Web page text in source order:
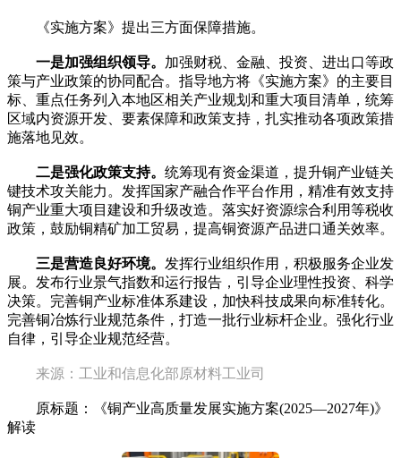
《实施方案》提出三方面保障措施。
一是加强组织领导。 加强财税、金融、投资、进出口等政
策与产业政策的协同配合。指导地方将《实施方案》的主要目
标、重点任务列入本地区相关产业规划和重大项目清单，统筹
区域内资源开发、要素保障和政策支持，扎实推动各项政策措
施落地见效。
二是强化政策支持。 统筹现有资金渠道，提升铜产业链关
键技术攻关能力。发挥国家产融合作平台作用，精准有效支持
铜产业重大项目建设和升级改造。落实好资源综合利用等税收
政策，鼓励铜精矿加工贸易，提高铜资源产品进口通关效率。
三是营造良好环境。 发挥行业组织作用，积极服务企业发
展。发布行业景气指数和运行报告，引导企业理性投资、科学
决策。完善铜产业标准体系建设，加快科技成果向标准转化。
完善铜冶炼行业规范条件，打造一批行业标杆企业。强化行业
自律，引导企业规范经营。
来源：工业和信息化部原材料工业司
原标题：《铜产业高质量发展实施方案(2025—2027年)》
解读